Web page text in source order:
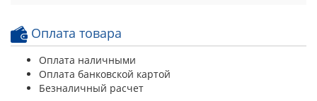
Оплата товара
Оплата наличными
Оплата банковской картой
Безналичный расчет